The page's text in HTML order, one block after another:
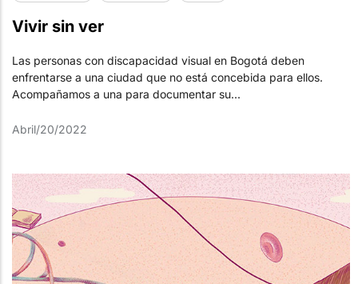
Vivir sin ver
Las personas con discapacidad visual en Bogotá deben
enfrentarse a una ciudad que no está concebida para ellos.
Acompañamos a una para documentar su...
Abril/20/2022